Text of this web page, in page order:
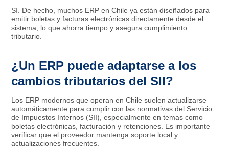
Sí. De hecho, muchos ERP en Chile ya están diseñados para
emitir boletas y facturas electrónicas directamente desde el
sistema, lo que ahorra tiempo y asegura cumplimiento
tributario.
¿Un ERP puede adaptarse a los
cambios tributarios del SII?
Los ERP modernos que operan en Chile suelen actualizarse
automáticamente para cumplir con las normativas del Servicio
de Impuestos Internos (SII), especialmente en temas como
boletas electrónicas, facturación y retenciones. Es importante
verificar que el proveedor mantenga soporte local y
actualizaciones frecuentes.